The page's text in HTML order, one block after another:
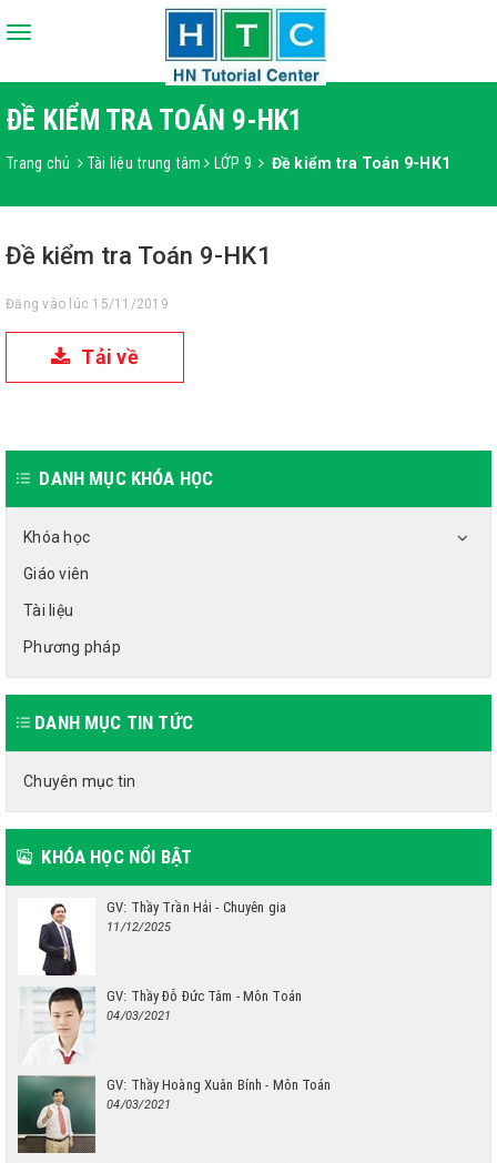
Toggle
ĐỀ KIỂM TRA TOÁN 9-HK1
Trang chủ Tài liệu trung tâm LỚP 9 Đề kiểm tra Toán 9-HK1
Đề kiểm tra Toán 9-HK1
Đăng vào lúc 15/11/2019
Tải về
DANH MỤC KHÓA HỌC
Khóa học
Giáo viên
Tài liệu
Phương pháp
DANH MỤC TIN TỨC
Chuyên mục tin
KHÓA HỌC NỔI BẬT
GV: Thầy Trần Hải - Chuyên gia
11/12/2025
GV: Thầy Đỗ Đức Tâm - Môn Toán
04/03/2021
GV: Thầy Hoàng Xuân Bính - Môn Toán
04/03/2021